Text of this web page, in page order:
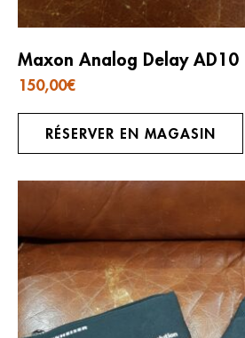
Maxon Analog Delay AD10
150,00€
RÉSERVER EN MAGASIN